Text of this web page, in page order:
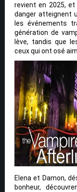
revient en 2025,
danger atteignent
les événements
génération de
lève, tandis que
ceux qui ont osé
Elena et Damon,
bonheur,